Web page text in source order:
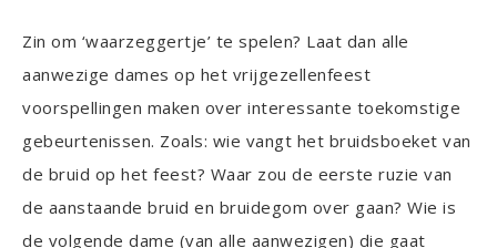
Zin om ‘waarzeggertje’ te spelen? Laat dan alle
aanwezige dames op het vrijgezellenfeest
voorspellingen maken over interessante toekomstige
gebeurtenissen. Zoals: wie vangt het bruidsboeket van
de bruid op het feest? Waar zou de eerste ruzie van
de aanstaande bruid en bruidegom over gaan? Wie is
de volgende dame (van alle aanwezigen) die gaat